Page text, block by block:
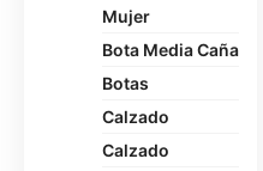
Mujer
Bota Media Caña
Botas
Calzado
Calzado